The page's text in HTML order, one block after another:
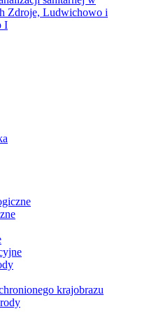
Zdroje, Ludwichowo i
I
krajobrazu